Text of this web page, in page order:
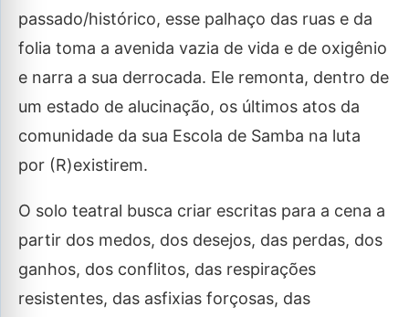
passado/histórico, esse palhaço das ruas e da
folia toma a avenida vazia de vida e de oxigênio
e narra a sua derrocada. Ele remonta, dentro de
um estado de alucinação, os últimos atos da
comunidade da sua Escola de Samba na luta
por (R)existirem.
O solo teatral busca criar escritas para a cena a
partir dos medos, dos desejos, das perdas, dos
ganhos, dos conflitos, das respirações
resistentes, das asfixias forçosas, das